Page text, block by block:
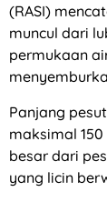
(RASI)
muncul dari
permukaan
Panjang
maksimal
besar dari
yang licin